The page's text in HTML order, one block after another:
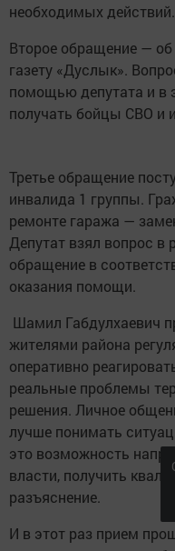
необходимых действий.
Второе обращение —
газету «Дуслык».
помощью депутата и в
получать бойцы СВО и
Третье обращение
инвалида 1 группы.
ремонте гаража —
Депутат взял вопрос в
обращение в
оказания помощи.
Шамил Габдулхаевич
жителями района
оперативно
реальные проблемы
решения. Личное
лучше понимать
это возможность
власти, получить
разъяснение.
И в этот раз прием